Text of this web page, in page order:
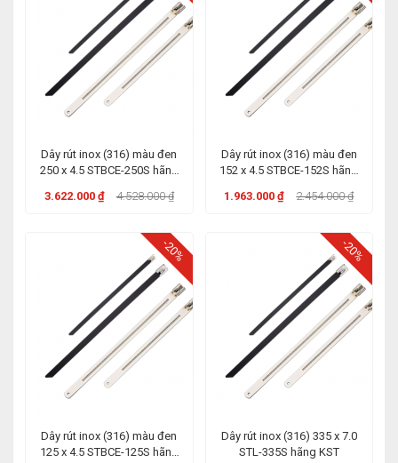
Dây rút inox (316) màu đen
250 x 4.5 STBCE-250S hãng
3.622.000 ₫ 4.528.000 ₫
Dây rút inox (316) màu đen
152 x 4.5 STBCE-152S hãng
1.963.000 ₫ 2.454.000 ₫
-20%
Dây rút inox (316) màu đen
125 x 4.5 STBCE-125S hãng
-20%
Dây rút inox (316) 335 x 7.0
STL-335S hãng KST